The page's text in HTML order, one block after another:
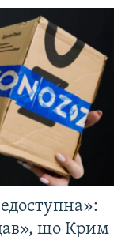
що Крим